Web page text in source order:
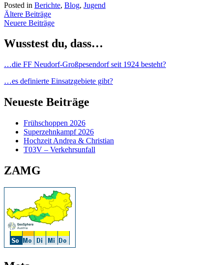
Posted in Berichte, Blog, Jugend
Beitragsnavigation
Ältere Beiträge
Neuere Beiträge
Wusstest du, dass…
…die FF Neudorf-Großpesendorf seit 1924 besteht?
…es definierte Einsatzgebiete gibt?
Neueste Beiträge
Frühschoppen 2026
Superzehnkampf 2026
Hochzeit Andrea & Christian
T03V – Verkehrsunfall
ZAMG